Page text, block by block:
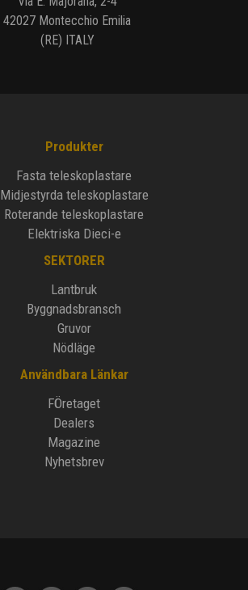
42027 Montecchio Emilia
(RE) ITALY
Produkter
Fasta teleskoplastare
Midjestyrda teleskoplastare
Roterande teleskoplastare
Elektriska Dieci-e
SEKTORER
Lantbruk
Byggnadsbransch
Gruvor
Nödläge
Användbara Länkar
FÖretaget
Dealers
Magazine
Nyhetsbrev